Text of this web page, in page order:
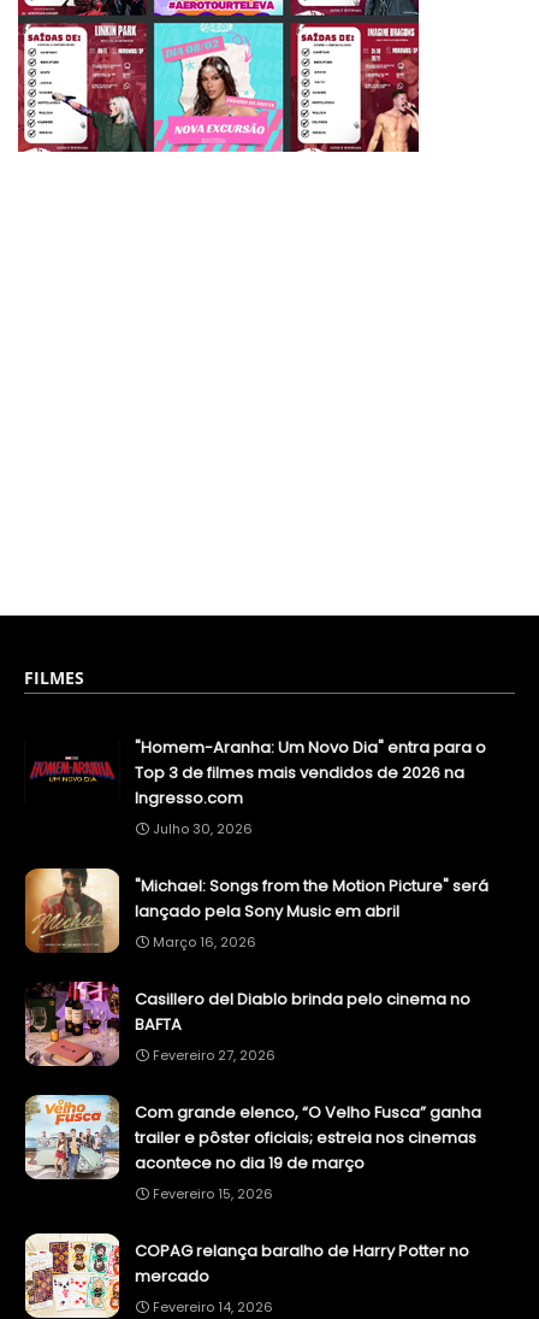
FILMES
"Homem-Aranha: Um Novo Dia" entra para o
Top 3 de filmes mais vendidos de 2026 na
Ingresso.com
Julho 30, 2026
"Michael: Songs from the Motion Picture" será
lançado pela Sony Music em abril
Março 16, 2026
Casillero del Diablo brinda pelo cinema no
BAFTA
Fevereiro 27, 2026
Com grande elenco, “O Velho Fusca” ganha
trailer e pôster oficiais; estreia nos cinemas
acontece no dia 19 de março
Fevereiro 15, 2026
COPAG relança baralho de Harry Potter no
mercado
Fevereiro 14, 2026